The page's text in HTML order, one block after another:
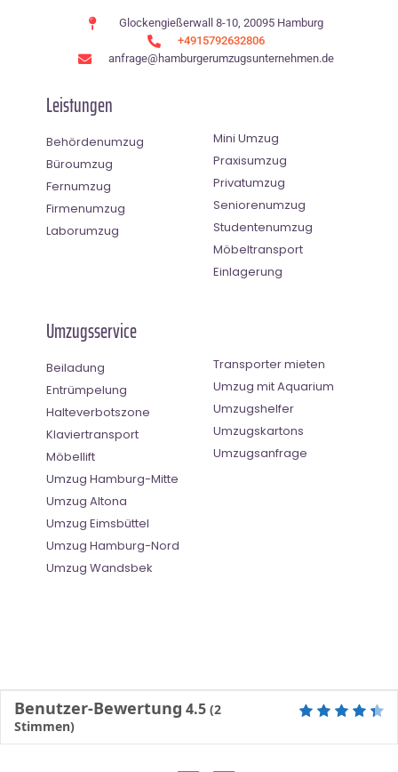
Glockengießerwall 8-10, 20095 Hamburg
+4915792632806
anfrage@hamburgerumzugsunternehmen.de
Leistungen
Behördenumzug
Büroumzug
Fernumzug
Firmenumzug
Laborumzug
Mini Umzug
Praxisumzug
Privatumzug
Seniorenumzug
Studentenumzug
Möbeltransport
Einlagerung
Umzugsservice
Beiladung
Entrümpelung
Halteverbotszone
Klaviertransport
Möbellift
Umzug Hamburg-Mitte
Umzug Altona
Umzug Eimsbüttel
Umzug Hamburg-Nord
Umzug Wandsbek
Transporter mieten
Umzug mit Aquarium
Umzugshelfer
Umzugskartons
Umzugsanfrage
Benutzer-Bewertung 4.5 (2
Stimmen)